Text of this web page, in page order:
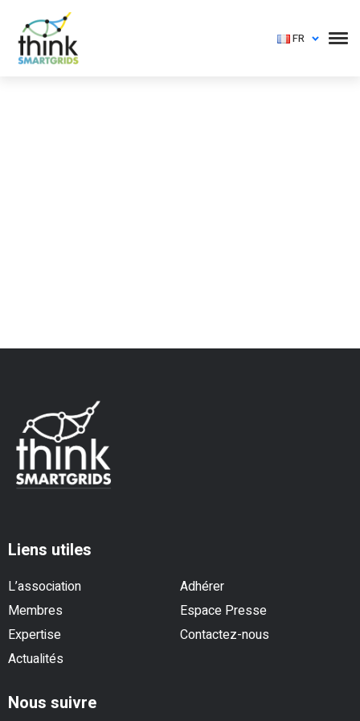
FR
Vous devez vous identifier pour voir cet événement
Liens utiles
L’association
Adhérer
Membres
Espace Presse
Expertise
Contactez-nous
Actualités
Nous suivre